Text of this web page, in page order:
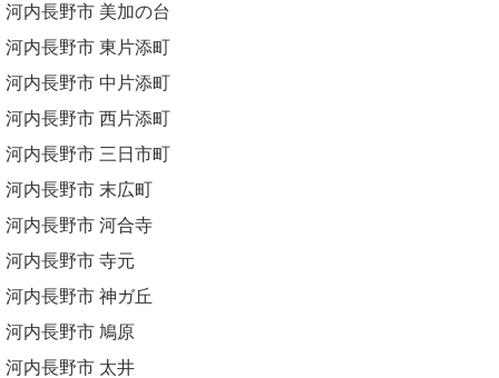
河内長野市 美加の台
河内長野市 東片添町
河内長野市 中片添町
河内長野市 西片添町
河内長野市 三日市町
河内長野市 末広町
河内長野市 河合寺
河内長野市 寺元
河内長野市 神ガ丘
河内長野市 鳩原
河内長野市 太井